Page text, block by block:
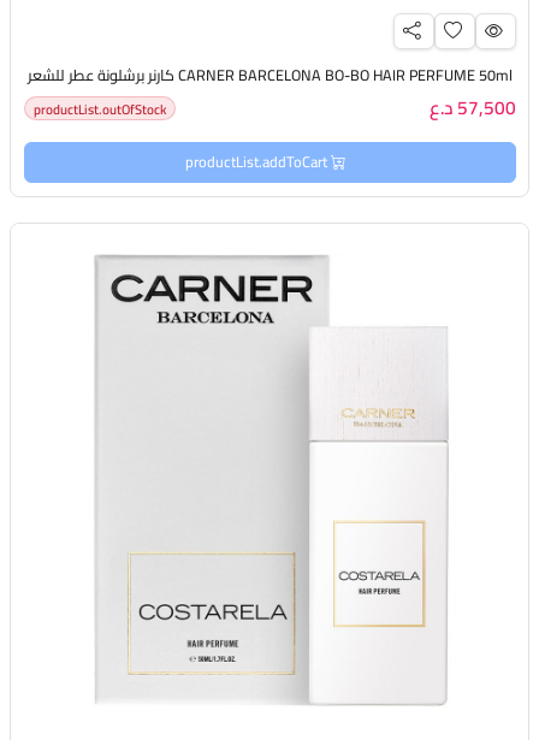
CARNER BARCELONA BO-BO HAIR PERFUME 50ml كارنر برشلونة عطر للشعر
57,500 د.ع productList.outOfStock
productList.addToCart